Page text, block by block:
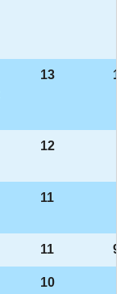
13 1-
12
11
11 9-
10